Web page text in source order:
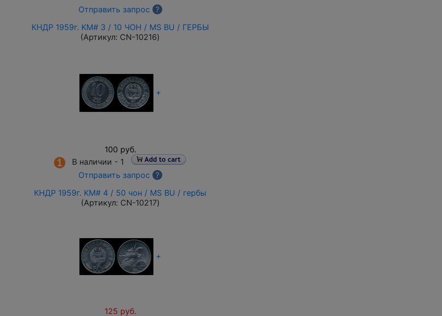
Отправить запрос
?
КНДР 1959г. KM# 3 / 10 ЧОН / MS BU / ГЕРБЫ
(Артикул: CN-10216)
+
100 руб.
В наличии - 1
Отправить запрос
?
КНДР 1959г. KM# 4 / 50 чон / MS BU / гербы
(Артикул: CN-10217)
+
125 руб.